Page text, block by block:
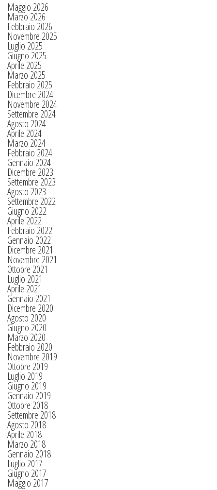
Maggio 2026
Marzo 2026
Febbraio 2026
Novembre 2025
Luglio 2025
Giugno 2025
Aprile 2025
Marzo 2025
Febbraio 2025
Dicembre 2024
Novembre 2024
Settembre 2024
Agosto 2024
Aprile 2024
Marzo 2024
Febbraio 2024
Gennaio 2024
Dicembre 2023
Settembre 2023
Agosto 2023
Settembre 2022
Giugno 2022
Aprile 2022
Febbraio 2022
Gennaio 2022
Dicembre 2021
Novembre 2021
Ottobre 2021
Luglio 2021
Aprile 2021
Gennaio 2021
Dicembre 2020
Agosto 2020
Giugno 2020
Marzo 2020
Febbraio 2020
Novembre 2019
Ottobre 2019
Luglio 2019
Giugno 2019
Gennaio 2019
Ottobre 2018
Settembre 2018
Agosto 2018
Aprile 2018
Marzo 2018
Gennaio 2018
Luglio 2017
Giugno 2017
Maggio 2017